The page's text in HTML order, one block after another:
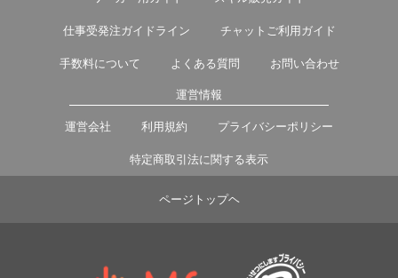
仕事受発注ガイドライン チャットご利用ガイド
手数料について よくある質問 お問い合わせ
運営情報
運営会社 利用規約 プライバシーポリシー
特定商取引法に関する表示
ページトップヘ